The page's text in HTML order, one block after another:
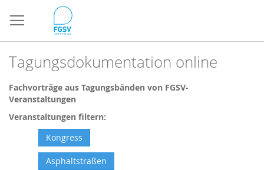
zum
Inhalt
Tagungsdokumentation online
Fachvorträge aus Tagungsbänden von FGSV-
Veranstaltungen
Veranstaltungen filtern:
Kongress
Asphaltstraßen